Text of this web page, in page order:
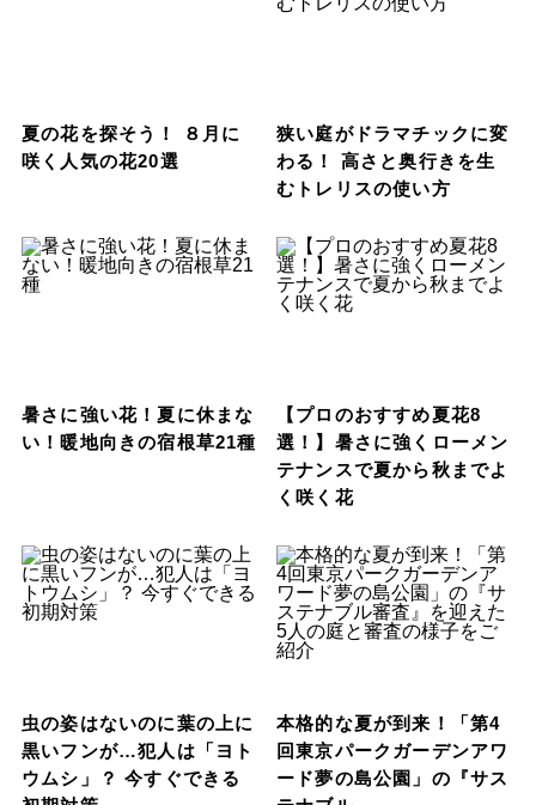
夏の花を探そう！ ８月に
咲く人気の花20選
狭い庭がドラマチックに変
わる！ 高さと奥行きを生
むトレリスの使い方
暑さに強い花！夏に休まな
い！暖地向きの宿根草21種
【プロのおすすめ夏花8
選！】暑さに強くローメン
テナンスで夏から秋までよ
く咲く花
虫の姿はないのに葉の上に
黒いフンが…犯人は「ヨト
ウムシ」？ 今すぐできる
本格的な夏が到来！「第4
回東京パークガーデンアワ
ード夢の島公園」の『サス